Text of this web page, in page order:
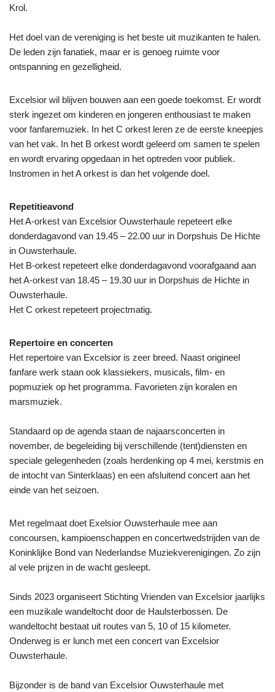
Krol.
Het doel van de vereniging is het beste uit muzikanten te halen.
De leden zijn fanatiek, maar er is genoeg ruimte voor
ontspanning en gezelligheid.
Excelsior wil blijven bouwen aan een goede toekomst. Er wordt
sterk ingezet om kinderen en jongeren enthousiast te maken
voor fanfaremuziek. In het C orkest leren ze de eerste kneepjes
van het vak. In het B orkest wordt geleerd om samen te spelen
en wordt ervaring opgedaan in het optreden voor publiek.
Instromen in het A orkest is dan het volgende doel.
Repetitieavond
Het A-orkest van Excelsior Ouwsterhaule repeteert elke
donderdagavond van 19.45 – 22.00 uur in Dorpshuis De Hichte
in Ouwsterhaule.
Het B-orkest repeteert elke donderdagavond voorafgaand aan
het A-orkest van 18.45 – 19.30 uur in Dorpshuis de Hichte in
Ouwsterhaule.
Het C orkest repeteert projectmatig.
Repertoire en concerten
Het repertoire van Excelsior is zeer breed. Naast origineel
fanfare werk staan ook klassiekers, musicals, film- en
popmuziek op het programma. Favorieten zijn koralen en
marsmuziek.
Standaard op de agenda staan de najaarsconcerten in
november, de begeleiding bij verschillende (tent)diensten en
speciale gelegenheden (zoals herdenking op 4 mei, kerstmis en
de intocht van Sinterklaas) en een afsluitend concert aan het
einde van het seizoen.
Met regelmaat doet Exelsior Ouwsterhaule mee aan
concoursen, kampioenschappen en concertwedstrijden van de
Koninklijke Bond van Nederlandse Muziekverenigingen. Zo zijn
al vele prijzen in de wacht gesleept.
Sinds 2023 organiseert Stichting Vrienden van Excelsior jaarlijks
een muzikale wandeltocht door de Haulsterbossen. De
wandeltocht bestaat uit routes van 5, 10 of 15 kilometer.
Onderweg is er lunch met een concert van Excelsior
Ouwsterhaule.
Bijzonder is de band van Excelsior Ouwsterhaule met